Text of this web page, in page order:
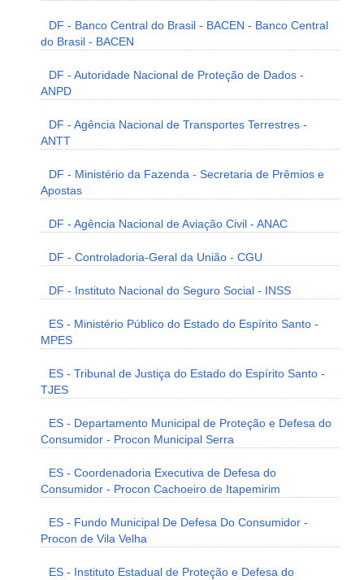
DF - Banco Central do Brasil - BACEN - Banco Central
do Brasil - BACEN
DF - Autoridade Nacional de Proteção de Dados -
ANPD
DF - Agência Nacional de Transportes Terrestres -
ANTT
DF - Ministério da Fazenda - Secretaria de Prêmios e
Apostas
DF - Agência Nacional de Aviação Civil - ANAC
DF - Controladoria-Geral da União - CGU
DF - Instituto Nacional do Seguro Social - INSS
ES - Ministério Público do Estado do Espírito Santo -
MPES
ES - Tribunal de Justiça do Estado do Espírito Santo -
TJES
ES - Departamento Municipal de Proteção e Defesa do
Consumidor - Procon Municipal Serra
ES - Coordenadoria Executiva de Defesa do
Consumidor - Procon Cachoeiro de Itapemirim
ES - Fundo Municipal De Defesa Do Consumidor -
Procon de Vila Velha
ES - Instituto Estadual de Proteção e Defesa do